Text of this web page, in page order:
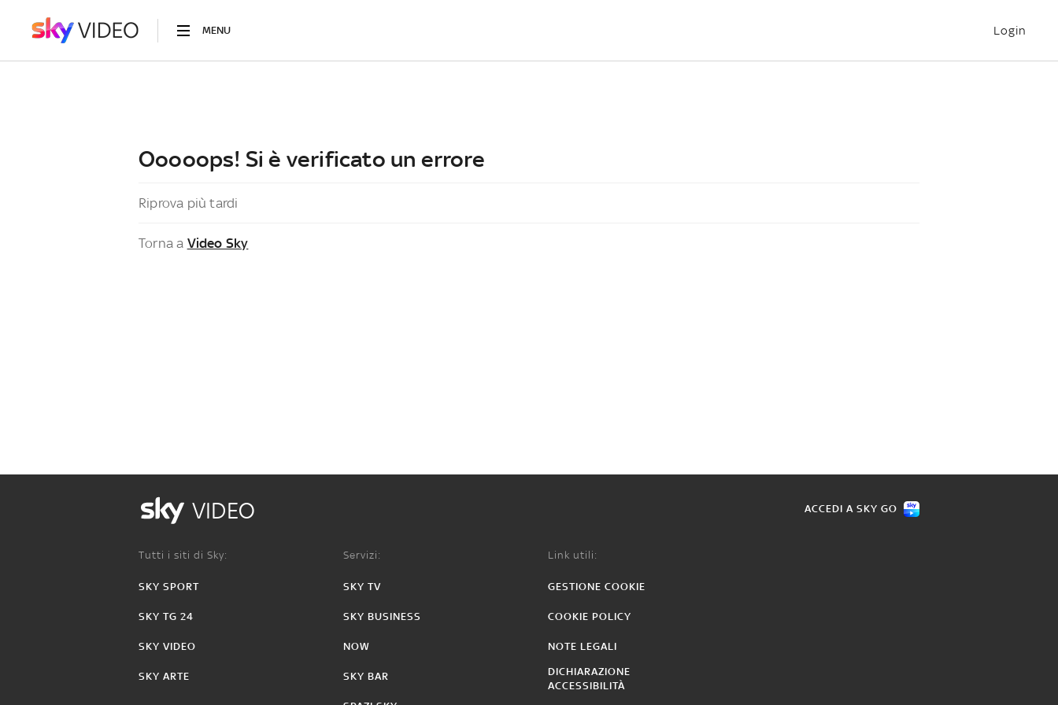
MENU Login
Ooooops! Si è verificato un errore
Riprova più tardi
Torna a Video Sky
VIDEO ACCEDI A SKY GO
Tutti i siti di Sky:
SKY SPORT
SKY TG 24
SKY VIDEO
SKY ARTE
Servizi:
SKY TV
SKY BUSINESS
NOW
SKY BAR
Link utili:
GESTIONE COOKIE
COOKIE POLICY
NOTE LEGALI
DICHIARAZIONE
ACCESSIBILITÀ